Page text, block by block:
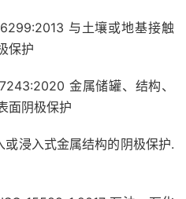
与土壤或地基接触
保护
金属储罐、结构、
面阴极保护
浸入式金属结构的阴极保护.